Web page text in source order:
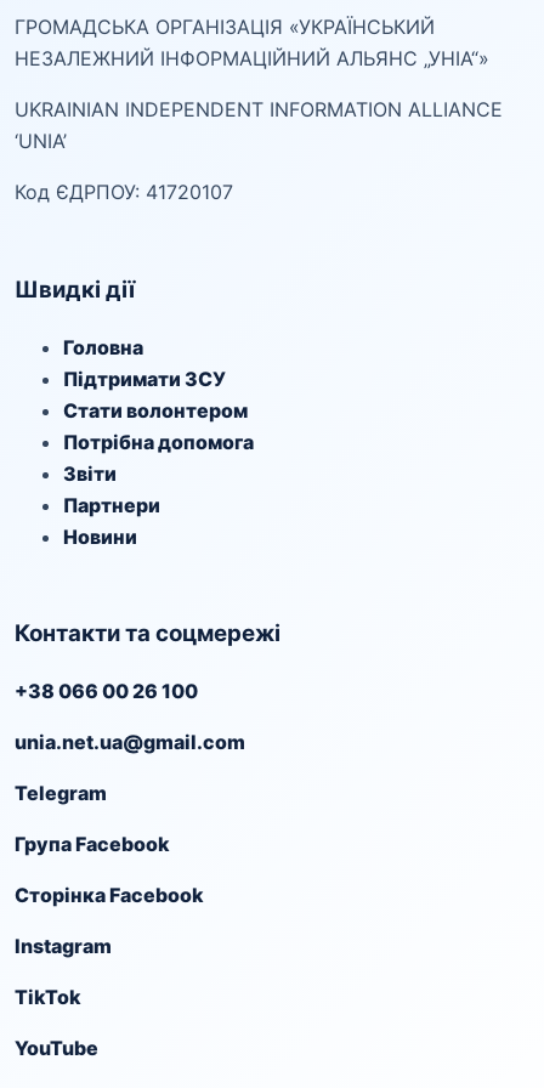
ГРОМАДСЬКА ОРГАНІЗАЦІЯ «УКРАЇНСЬКИЙ
НЕЗАЛЕЖНИЙ ІНФОРМАЦІЙНИЙ АЛЬЯНС „УНІА“»
UKRAINIAN INDEPENDENT INFORMATION ALLIANCE
‘UNIA’
Код ЄДРПОУ: 41720107
Швидкі дії
Головна
Підтримати ЗСУ
Стати волонтером
Потрібна допомога
Звіти
Партнери
Новини
Контакти та соцмережі
+38 066 00 26 100
unia.net.ua@gmail.com
Telegram
Група Facebook
Сторінка Facebook
Instagram
TikTok
YouTube